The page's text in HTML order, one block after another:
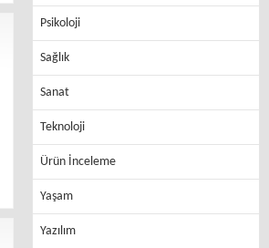
Psikoloji
Sağlık
Sanat
Teknoloji
Ürün İnceleme
Yaşam
Yazılım